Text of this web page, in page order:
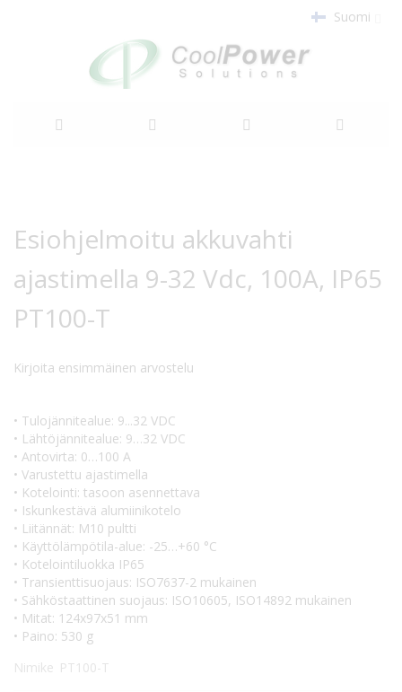
Suomi
loppuun
alkuun
Esiohjelmoitu akkuvahti
ajastimella 9-32 Vdc, 100A, IP65
PT100-T
Kirjoita ensimmäinen arvostelu
• Tulojännitealue: 9...32 VDC
• Lähtöjännitealue: 9…32 VDC
• Antovirta: 0…100 A
• Varustettu ajastimella
• Kotelointi: tasoon asennettava
• Iskunkestävä alumiinikotelo
• Liitännät: M10 pultti
• Käyttölämpötila-alue: -25…+60 °C
• Kotelointiluokka IP65
• Transienttisuojaus: ISO7637-2 mukainen
• Sähköstaattinen suojaus: ISO10605, ISO14892 mukainen
• Mitat: 124x97x51 mm
• Paino: 530 g
Nimike PT100-T